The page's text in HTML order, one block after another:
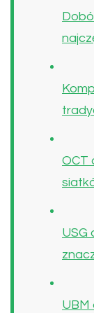
OCT
USG
UBM